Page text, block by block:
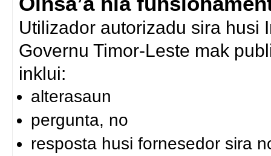
Utilizador autorizadu sira husi
Governu Timor-Leste mak
inklui:
alterasaun
pergunta, no
resposta husi fornesedor sira